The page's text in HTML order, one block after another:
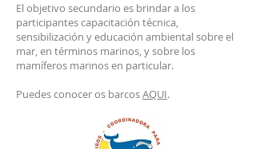
​El objetivo secundario es brindar a los
participantes capacitación técnica,
sensibilización y educación ambiental sobre el
mar, en términos marinos, y sobre los
mamíferos marinos en particular.
Puedes conocer os barcosAQUI.